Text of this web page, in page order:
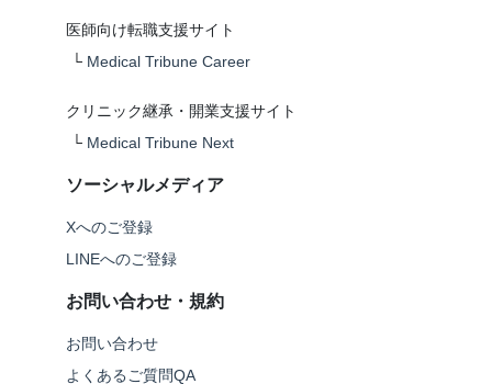
医師向け転職支援サイト
└ Medical Tribune Career
クリニック継承・開業支援サイト
└ Medical Tribune Next
ソーシャルメディア
Xへのご登録
LINEへのご登録
お問い合わせ・規約
お問い合わせ
よくあるご質問QA